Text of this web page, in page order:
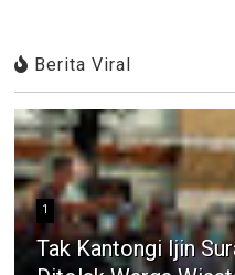
Berita Viral
1
Tak Kantongi Ijin